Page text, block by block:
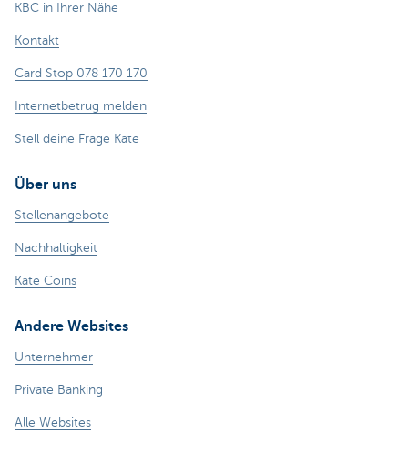
KBC in Ihrer Nähe
Kontakt
Card Stop 078 170 170
Internetbetrug melden
Stell deine Frage Kate
Über uns
Stellenangebote
Nachhaltigkeit
Kate Coins
Andere Websites
Unternehmer
Private Banking
Alle Websites